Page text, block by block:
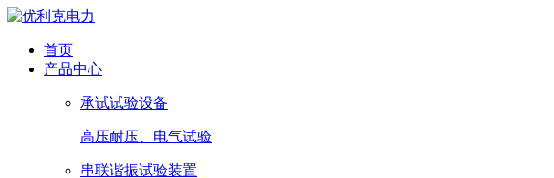
首页
产品中心
承试试验设备
高压耐压、电气试验
串联谐振试验装置